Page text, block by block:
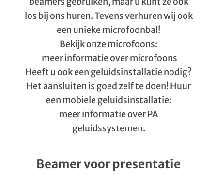
los bij ons huren. Tevens verhuren wij ook
een unieke microfoonbal!
Bekijk onze microfoons:
meer informatie over microfoons
Heeft u ook een geluidsinstallatie nodig?
Het aansluiten is goed zelf te doen! Huur
een mobiele geluidsinstallatie:
meer informatie over PA
geluidssystemen.
Beamer voor presentatie